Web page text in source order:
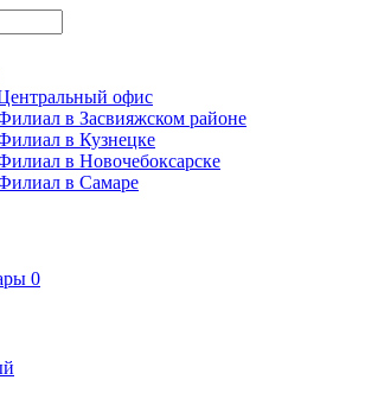
офис
в Засвияжском районе
в Кузнецке
в Новочебоксарске
в Самаре
0